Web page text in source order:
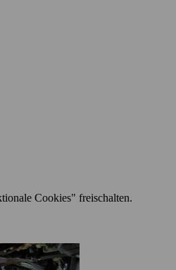
Cookies" freischalten.